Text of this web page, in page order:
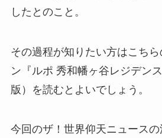
したとのこと。
その過程が知りたい方はこち
ン『ルポ 秀和幡ヶ谷レジデン
版）を読むとよいでしょう。
今回のザ！世界仰天ニュース